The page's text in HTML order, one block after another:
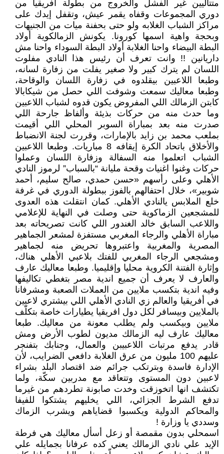
متتاليين غير الفشل والخروج من بطولة أفريقيا من
دوري المجموعات وقفاه يقمر عيش، وتقفل إيدك على
مراكز الشباب الغلابه ولو حتى بحفنة ميات من الجنيهات
وبحجة واهية اسمها كورونا. يكونش الزمالكوية أولاد
البطة البيضاء واحنا الغلابة أولاد البطة السوداء واحنا مش
داريانين !! وانت تعرف أن رئيس هذا النادي مفلوت
اللسان لم يترك كبير ولا صغير يفلت من زفارة لسانه،
وطبعا اللاعبين بيقلدوه في زفارة اللسان والوقاحة،
وطبعا معاليك سمعت وشوفت اللي حصل من شيكابالا
كابتن الزمالك اللي المفروض يكون قدوه لشباب اللاعبين
وما حدث منه من حركات بذيئة وألفاظ جارحة اللي
صدرت منه بعد بمباراة السوبر المحلي اللي أقيمت
بملعب محمد بن زايد بالإمارات، وقررت لجنة الانضباط
والأخلاق باتحاد الكرة إيقافه 8 مباريات. وطبعا اللاعبين
الشباب اتعلموا منه السفالة وزفارة اللسان وعملوا
حركات وغنوا اغنيات وقحة مليانة “بالسباب” لرموز النادي
الأهلي وعلى رأسهم «حسن حمدي، صالح سليم، أحمد
شوبير»، خلال احتفالهم بالفوز ببطولة الدوري في غرفة
خلع الملابس يالنادي الأهلي. كمان انتقلت هذه العدوى
للمشجعين الزماكوية حتى وصلت في النهاية للإعلامي
واللاعب السابق خالد الغندور اللي كانت تصريحاته بعد
مباراة الأهلي والرجاء المغربي مستفزة لمشعر الجماهير
المصرية والمغربية واعتبروها تحريض منه لجماهير
ومشجعي الرجاء المغربي للفتك بلاعبي الأهلي هناك،
وإثارة الفتنة الكروية محليا وإقليميا. وطبعا معاليك عارف
والعارف لا يعرف أن جميع اندية مصر بتغطي تكاليفها
وفيه اندية بتكسب ملايين من العملات الصعبة ومشرفانا
في أفريقيا والعالم زي النادي الأهلي اللي بيشتري لاعبين
بالملايين وبيسافر لكل دول افريقيا يطيارات خاصة بتكلّف
ملايين وبيكسب ولم يطلب معونة من معاليك. طبعا
معاليك عارف ليه الزمالك مديون لطوب الأرض ومش
قادر يدفع مرتبات اللاعبيبن والعمال، وجنابك بتفنجر
عليهم 100 مليون من عرق الغلابة دافعي الضرايب، لأن
الإدارة فاسدة وبترتكب جرائم ضد اقتصاد البلد بشراء
لاعبين دون المستوى وتتعاقد مع مدربين سكّة، ولما
تكتشف انها اتخوزقت وخدت صابونة تطردهم من غيرما
تدفع الشرط الجزائي، اللي يخليهم يشتكوا للفيفا
والمحاكم الدولية ويكسبوا قضاياهم ويشرب الزماك
وسددي يا وزارة !
اسمحلي بدون مقمصة أو زعل أسأل معاليك هي فرطة
الإيد علي نادي الزمالك يعني كده عرفانا بجمايله علي